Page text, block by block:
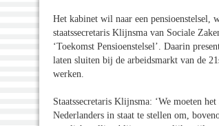
Het kabinet wil naar een pensioenstelsel,
staatssecretaris Klijnsma van Sociale
‘Toekomst Pensioenstelsel’. Daarin
laten sluiten bij de arbeidsmarkt van de
werken.
Staatssecretaris Klijnsma: ‘We moeten
Nederlanders in staat te stellen om,